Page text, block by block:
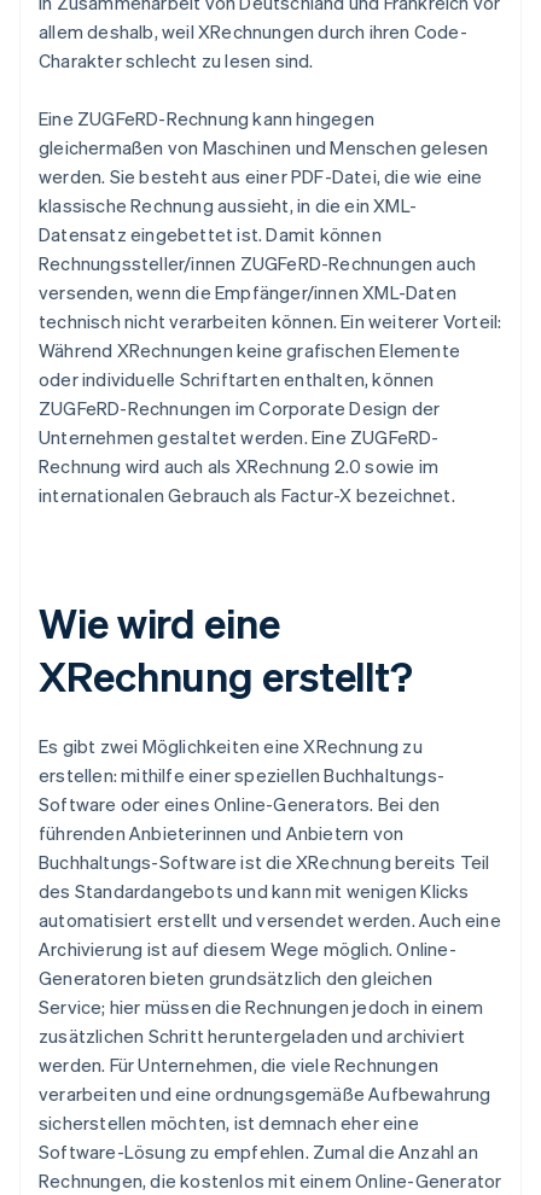
allem deshalb, weil XRechnungen durch ihren Code-
Charakter schlecht zu lesen sind.
Eine ZUGFeRD-Rechnung kann hingegen
gleichermaßen von Maschinen und Menschen gelesen
werden. Sie besteht aus einer PDF-Datei, die wie eine
klassische Rechnung aussieht, in die ein XML-
Datensatz eingebettet ist. Damit können
Rechnungssteller/innen ZUGFeRD-Rechnungen auch
versenden, wenn die Empfänger/innen XML-Daten
technisch nicht verarbeiten können. Ein weiterer Vorteil:
Während XRechnungen keine grafischen Elemente
oder individuelle Schriftarten enthalten, können
ZUGFeRD-Rechnungen im Corporate Design der
Unternehmen gestaltet werden. Eine ZUGFeRD-
Rechnung wird auch als XRechnung 2.0 sowie im
internationalen Gebrauch als Factur-X bezeichnet.
Wie wird eine
XRechnung erstellt?
Es gibt zwei Möglichkeiten eine XRechnung zu
erstellen: mithilfe einer speziellen Buchhaltungs-
Software oder eines Online-Generators. Bei den
führenden Anbieterinnen und Anbietern von
Buchhaltungs-Software ist die XRechnung bereits Teil
des Standardangebots und kann mit wenigen Klicks
automatisiert erstellt und versendet werden. Auch eine
Archivierung ist auf diesem Wege möglich. Online-
Generatoren bieten grundsätzlich den gleichen
Service; hier müssen die Rechnungen jedoch in einem
zusätzlichen Schritt heruntergeladen und archiviert
werden. Für Unternehmen, die viele Rechnungen
verarbeiten und eine ordnungsgemäße Aufbewahrung
sicherstellen möchten, ist demnach eher eine
Software-Lösung zu empfehlen. Zumal die Anzahl an
Rechnungen, die kostenlos mit einem Online-Generator